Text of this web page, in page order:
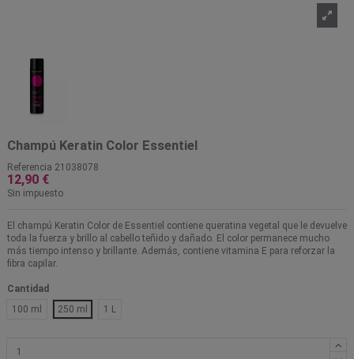
Champú Keratin Color Essentiel
Referencia 21038078
12,90 €
Sin impuesto
El champú Keratin Color de Essentiel contiene queratina vegetal que le devuelve
toda la fuerza y brillo al cabello teñido y dañado. El color permanece mucho
más tiempo intenso y brillante. Además, contiene vitamina E para reforzar la
fibra capilar.
Cantidad
100 ml
250 ml 1 L